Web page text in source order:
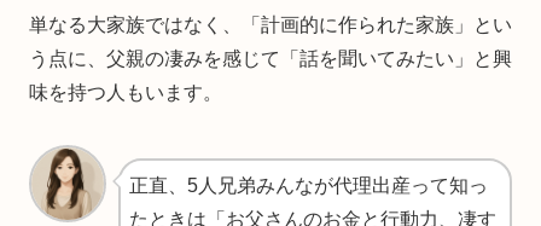
単なる大家族ではなく、「計画的に作られた家族」とい
う点に、父親の凄みを感じて「話を聞いてみたい」と興
味を持つ人もいます。
正直、5人兄弟みんなが代理出産って知っ
たときは「お父さんのお金と行動力、凄す